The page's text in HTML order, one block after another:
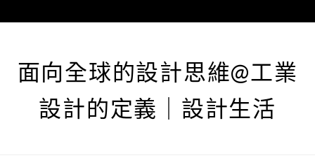
至
面向全球的設計思維@工業
設計的定義｜設計生活